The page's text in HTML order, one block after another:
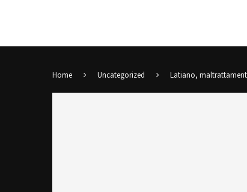
Home Uncategorized Latiano,